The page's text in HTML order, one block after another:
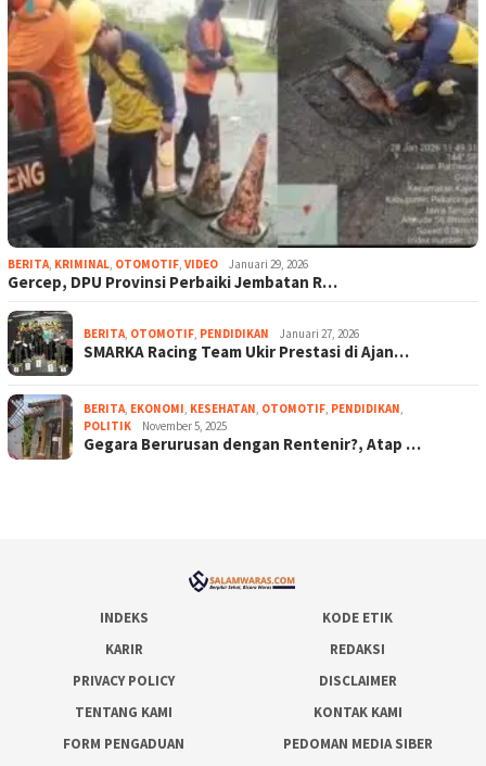
BERITA, KRIMINAL, OTOMOTIF, VIDEO Januari 29, 2026
Gercep, DPU Provinsi Perbaiki Jembatan R…
BERITA, OTOMOTIF, PENDIDIKAN Januari 27, 2026
SMARKA Racing Team Ukir Prestasi di Ajan…
BERITA, EKONOMI, KESEHATAN, OTOMOTIF, PENDIDIKAN,
POLITIK
November 5, 2025
Gegara Berurusan dengan Rentenir?, Atap …
INDEKS
KODE ETIK
KARIR
REDAKSI
PRIVACY POLICY
DISCLAIMER
TENTANG KAMI
KONTAK KAMI
FORM PENGADUAN
PEDOMAN MEDIA SIBER